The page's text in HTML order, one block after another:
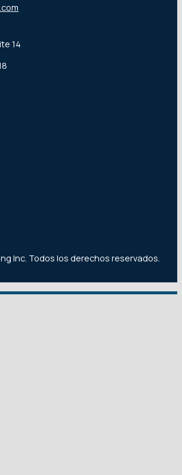
14
Inc. Todos los derechos reservados.